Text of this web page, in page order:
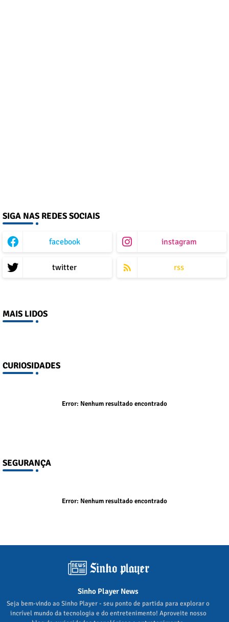
SIGA NAS REDES SOCIAIS
facebook instagram
twitter rss
MAIS LIDOS
CURIOSIDADES
Error: Nenhum resultado encontrado
SEGURANÇA
Error: Nenhum resultado encontrado
Sinho Player News
Seja bem-vindo ao Sinho Player - seu ponto de partida para explorar o
incrível mundo da tecnologia e do entretenimento! Aproveite nosso